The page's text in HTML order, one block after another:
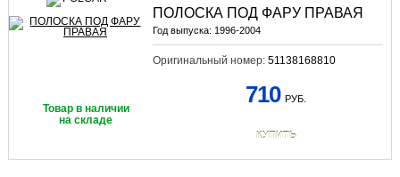
ПОЛОСКА ПОД ФАРУ ПРАВАЯ
Год выпуска: 1996-2004
Оригинальный номер: 51138168810
Товар в наличии
на складе
710 РУБ.
КУПИТЬ